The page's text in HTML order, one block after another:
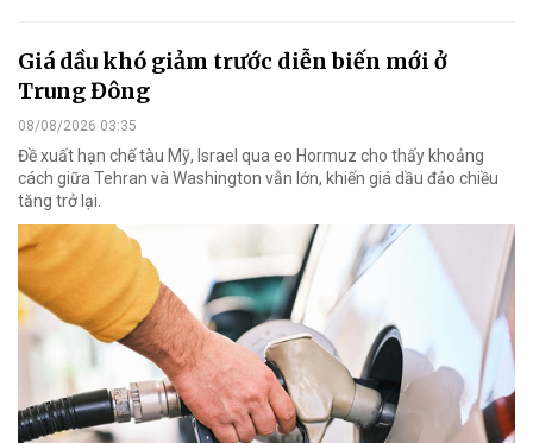
Giá dầu khó giảm trước diễn biến mới ở
Trung Đông
08/08/2026 03:35
Đề xuất hạn chế tàu Mỹ, Israel qua eo Hormuz cho thấy khoảng
cách giữa Tehran và Washington vẫn lớn, khiến giá dầu đảo chiều
tăng trở lại.